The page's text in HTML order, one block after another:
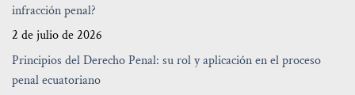
infracción penal?
2 de julio de 2026
Principios del Derecho Penal: su rol y aplicación en el proceso
penal ecuatoriano